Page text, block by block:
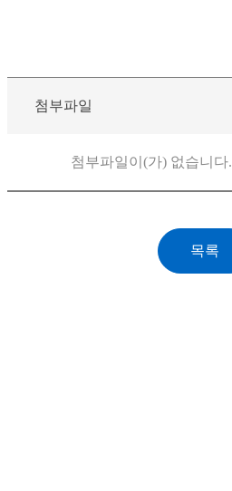
첨부파일
첨부파일이(가) 없습니다.